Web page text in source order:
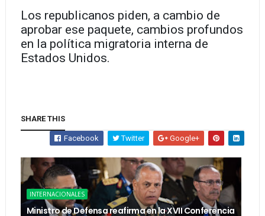
Los republicanos piden, a cambio de
aprobar ese paquete, cambios profundos
en la política migratoria interna de
Estados Unidos.
SHARE THIS
Facebook Twitter Google+
INTERNACIONALES
Ministro de Defensa reafirma en la XVII Conferencia